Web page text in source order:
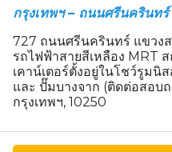
กรุงเทพฯ – ถนนศรีนครินทร์
727 ถนนศรีนครินทร์ แขวง
รถไฟฟ้าสายสีเหลือง MRT
เคาน์เตอร์ตั้งอยู่ในโชว์รูม
และ ปั๊มบางจาก (ติดต่อสอบ
กรุงเทพฯ, 10250